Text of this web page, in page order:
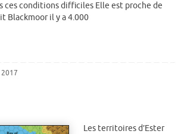
ces conditions difficiles Elle est proche de
Blackmoor il y a 4.000
Les territoires d’Ester